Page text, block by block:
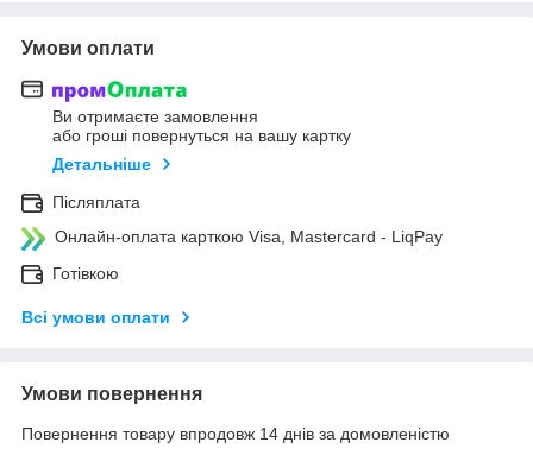
Умови оплати
Ви отримаєте замовлення
або гроші повернуться на вашу картку
Детальніше
Післяплата
Онлайн-оплата карткою Visa, Mastercard - LiqPay
Готівкою
Всі умови оплати
Умови повернення
Повернення товару впродовж 14 днів за домовленістю